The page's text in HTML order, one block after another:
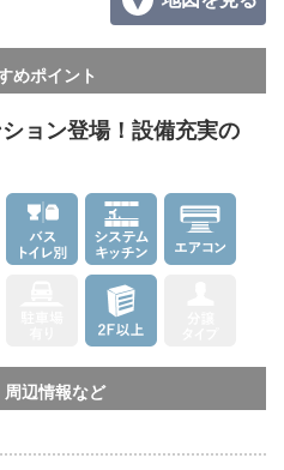
めポイント
ョン登場！設備充実の
周辺情報など